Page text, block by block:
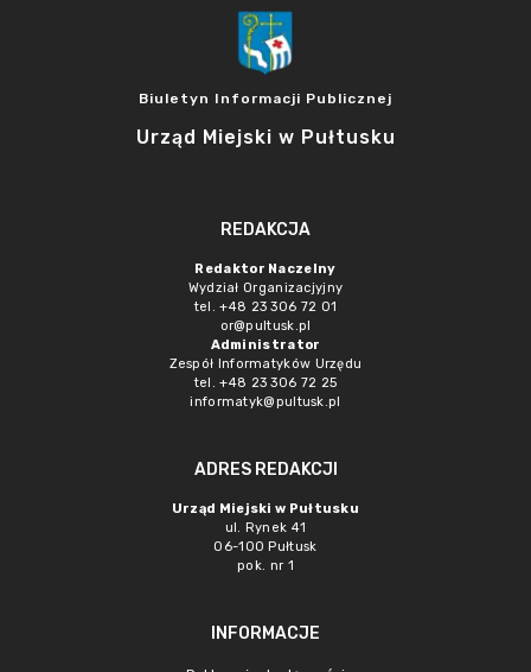
Biuletyn Informacji Publicznej
Urząd Miejski w Pułtusku
REDAKCJA
Redaktor Naczelny
Wydział Organizacjyjny
tel. +48 23 306 72 01
or@pultusk.pl
Administrator
Zespół Informatyków Urzędu
tel. +48 23 306 72 25
informatyk@pultusk.pl
ADRES REDAKCJI
Urząd Miejski w Pułtusku
ul. Rynek 41
06-100 Pułtusk
pok. nr 1
INFORMACJE